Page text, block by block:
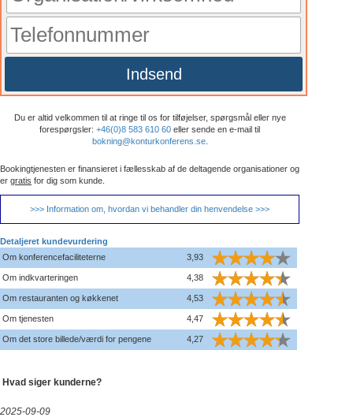
Indsend
Du er altid velkommen til at ringe til os for tilføjelser, spørgsmål eller nye
forespørgsler: +46(0)8 583 610 60 eller sende en e-mail til
bokning@konturkonferens.se.
Bookingtjenesten er finansieret i fællesskab af de deltagende organisationer og
er gratis for dig som kunde.
>>> Information om, hvordan vi behandler din henvendelse >>>
Detaljeret kundevurdering
Om konferencefaciliteterne
3,93
Om indkvarteringen 4,38
Om restauranten og køkkenet 4,53
Om tjenesten 4,47
Om det store billede/værdi for pengene 4,27
Hvad siger kunderne?
2025-09-09